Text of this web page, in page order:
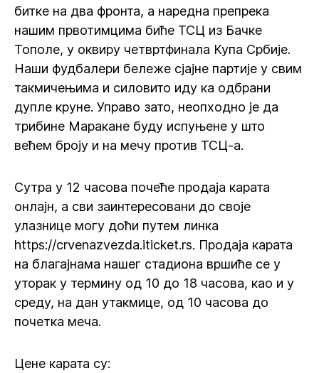
битке на два фронта, а наредна препрека
нашим првотимцима биће ТСЦ из Бачке
Тополе, у оквиру четвртфинала Купа Србије.
Наши фудбалери бележе сјајне партије у свим
такмичењима и силовито иду ка одбрани
дупле круне. Управо зато, неопходно је да
трибине Маракане буду испуњене у што
већем броју и на мечу против ТСЦ-а.
Сутра у 12 часова почеће продаја карата
онлајн, а сви заинтересовани до своје
улазнице могу доћи путем линка
https://crvenazvezda.iticket.rs. Продаја карата
на благајнама нашег стадиона вршиће се у
уторак у термину од 10 до 18 часова, као и у
среду, на дан утакмице, од 10 часова до
почетка меча.
Цене карата су: